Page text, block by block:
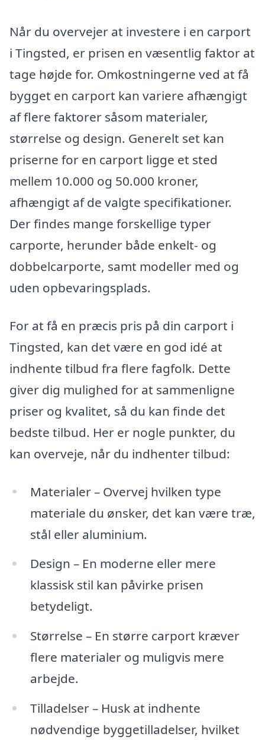
Når du overvejer at investere i en carport
i Tingsted, er prisen en væsentlig faktor at
tage højde for. Omkostningerne ved at få
bygget en carport kan variere afhængigt
af flere faktorer såsom materialer,
størrelse og design. Generelt set kan
priserne for en carport ligge et sted
mellem 10.000 og 50.000 kroner,
afhængigt af de valgte specifikationer.
Der findes mange forskellige typer
carporte, herunder både enkelt- og
dobbelcarporte, samt modeller med og
uden opbevaringsplads.
For at få en præcis pris på din carport i
Tingsted, kan det være en god idé at
indhente tilbud fra flere fagfolk. Dette
giver dig mulighed for at sammenligne
priser og kvalitet, så du kan finde det
bedste tilbud. Her er nogle punkter, du
kan overveje, når du indhenter tilbud:
Materialer – Overvej hvilken type
materiale du ønsker, det kan være træ,
stål eller aluminium.
Design – En moderne eller mere
klassisk stil kan påvirke prisen
betydeligt.
Størrelse – En større carport kræver
flere materialer og muligvis mere
arbejde.
Tilladelser – Husk at indhente
nødvendige byggetilladelser, hvilket